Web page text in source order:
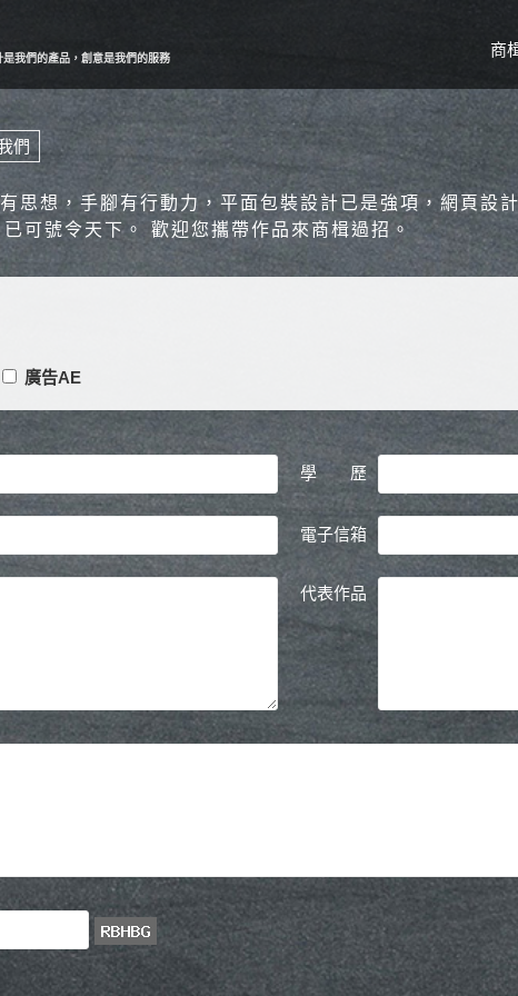
是我們的產品，創意是我們的服務 商
們
思想，手腳有行動力，平面包裝設計已是強項，網頁設
可號令天下。 歡迎您攜帶作品來商楫過招。
廣告AE
學 歷
電子信箱
代表作品